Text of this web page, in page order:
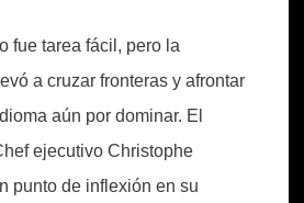
fue tarea fácil, pero la
a cruzar fronteras y afrontar
aún por dominar. El
ejecutivo Christophe
punto de inflexión en su